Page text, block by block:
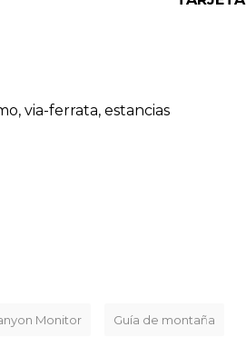
via-ferrata, estancias
Monitor Guía de montaña